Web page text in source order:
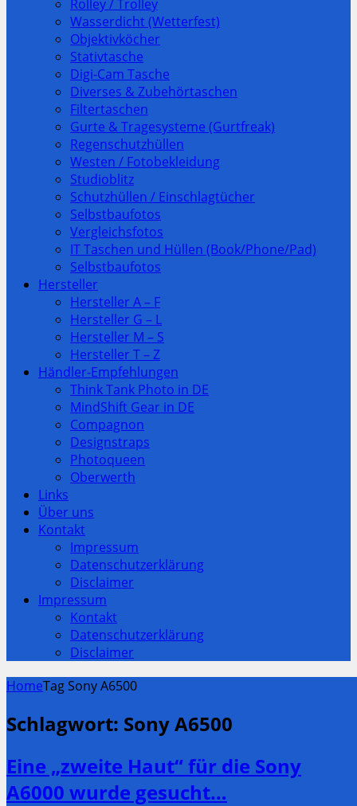
Rolley / Trolley
Wasserdicht (Wetterfest)
Objektivköcher
Stativtasche
Digi-Cam Tasche
Diverses & Zubehörtaschen
Filtertaschen
Gurte & Tragesysteme (Gurtfreak)
Regenschutzhüllen
Westen / Fotobekleidung
Studioblitz
Schutzhüllen / Einschlagtücher
Selbstbaufotos
Vergleichsfotos
IT Taschen und Hüllen (Book/Phone/Pad)
Selbstbaufotos
Hersteller
Hersteller A – F
Hersteller G – L
Hersteller M – S
Hersteller T – Z
Händler-Empfehlungen
Think Tank Photo in DE
MindShift Gear in DE
Compagnon
Designstraps
Photoqueen
Oberwerth
Links
Über uns
Kontakt
Impressum
Datenschutzerklärung
Disclaimer
Impressum
Kontakt
Datenschutzerklärung
Disclaimer
HomeTag Sony A6500
Schlagwort: Sony A6500
Eine „zweite Haut“ für die Sony
A6000 wurde gesucht…